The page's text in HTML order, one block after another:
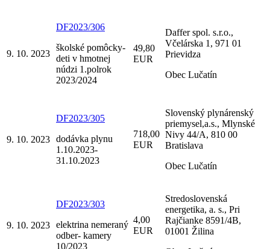
9. 10. 2023
DF2023/306
školské pomôcky-
deti v hmotnej
núdzi 1.polrok
2023/2024
49,80
EUR
Daffer spol. s.r.o.,
Včelárska 1, 971 01
Prievidza
Obec Lučatín
9. 10. 2023
DF2023/305
dodávka plynu
1.10.2023-
31.10.2023
718,00
EUR
Slovenský plynárenský
priemysel,a.s., Mlynské
Nivy 44/A, 810 00
Bratislava
Obec Lučatín
9. 10. 2023
DF2023/303
elektrina nemeraný
odber- kamery
10/2023
4,00
EUR
Stredoslovenská
energetika, a. s., Pri
Rajčianke 8591/4B,
01001 Žilina